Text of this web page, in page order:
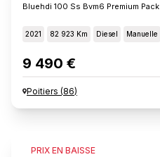
Bluehdi 100 Ss Bvm6 Premium Pack
2021 82 923 Km Diesel Manuelle
9 490 €
Poitiers (86)
PRIX EN BAISSE
PEUGEOT 208